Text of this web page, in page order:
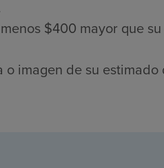
$400 mayor que
imagen de su